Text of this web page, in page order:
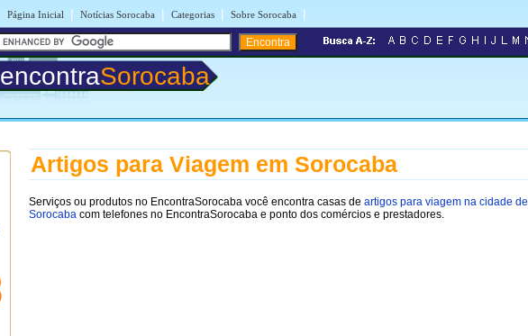
Página Inicial | Notícias Sorocaba | Categorias | Sobre Sorocaba |
encontraSorocaba
Artigos para Viagem em Sorocaba
Serviços ou produtos no EncontraSorocaba você encontra casas de artigos para viagem na cidade de
Sorocaba com telefones no EncontraSorocaba e ponto dos comércios e prestadores.